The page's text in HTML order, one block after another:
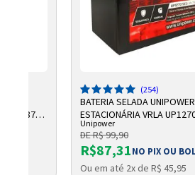
AH F187
(254)
BATERIA SELADA UNIPOWER
ESTACIONÁRIA VRLA
7AH F187
Unipower
DE R$ 99,90
R$87,31NO PIX OU
Ou em até 2x de R$ 45,95